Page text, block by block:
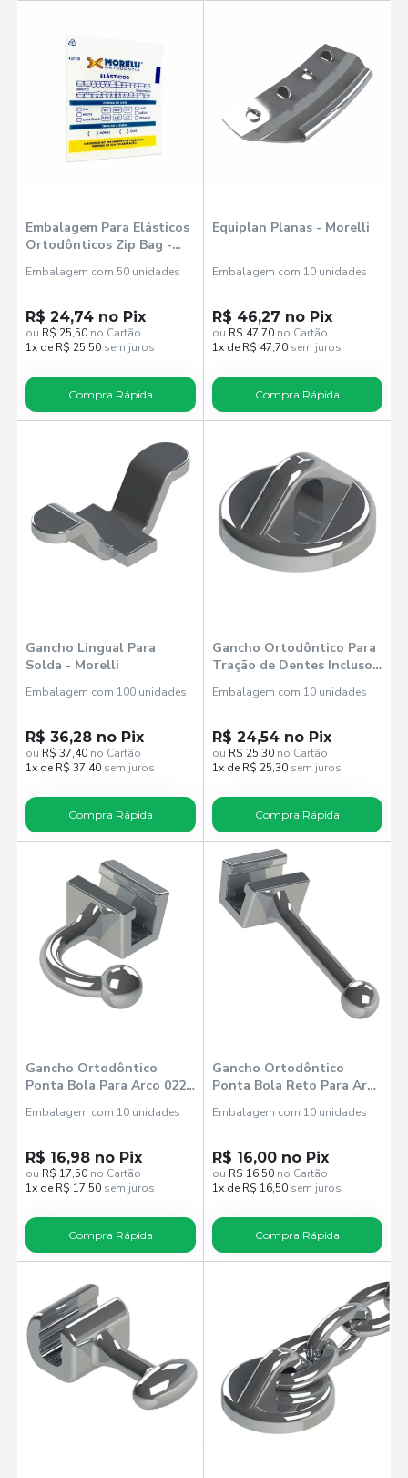
Embalagem Para Elásticos
Ortodônticos Zip Bag -
Embalagem com 50 unidades
R$ 24,74 no Pix
ou R$ 25,50 no Cartão
1x de R$ 25,50 sem juros
Compra Rápida
Equiplan Planas - Morelli
Embalagem com 10 unidades
R$ 46,27 no Pix
ou R$ 47,70 no Cartão
1x de R$ 47,70 sem juros
Compra Rápida
Gancho Lingual Para
Solda - Morelli
Embalagem com 100 unidades
R$ 36,28 no Pix
ou R$ 37,40 no Cartão
1x de R$ 37,40 sem juros
Compra Rápida
Gancho Ortodôntico Para
Tração de Dentes Inclusos
Embalagem com 10 unidades
R$ 24,54 no Pix
ou R$ 25,30 no Cartão
1x de R$ 25,30 sem juros
Compra Rápida
Gancho Ortodôntico
Ponta Bola Para Arco 022
Morelli
Embalagem com 10 unidades
R$ 16,98 no Pix
ou R$ 17,50 no Cartão
1x de R$ 17,50 sem juros
Compra Rápida
Gancho Ortodôntico
Ponta Bola Reto Para Arco
Embalagem com 10 unidades
R$ 16,00 no Pix
ou R$ 16,50 no Cartão
1x de R$ 16,50 sem juros
Compra Rápida